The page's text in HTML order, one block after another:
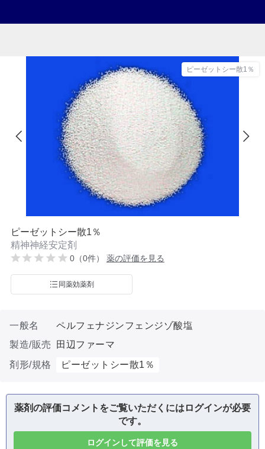
ピーゼットシー散1％
ピーゼットシー散1％
精神神経安定剤
0（0件） 薬の評価を見る
同薬効薬剤
一般名
ペルフェナジンフェンジゾ酸塩
製造/販売
田辺ファーマ
剤形/規格
ピーゼットシー散1％
薬剤の評価コメントをご覧いただくにはログインが必要
です。
ログインして評価を見る